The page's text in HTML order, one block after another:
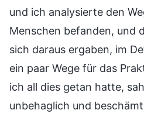
und ich analysierte den
Menschen befanden, und
sich daraus ergaben, im
ein paar Wege für das
ich all dies getan hatte,
unbehaglich und